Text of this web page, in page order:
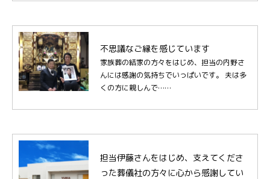
不思議なご縁を感じています
家族葬の結家の方々をはじめ、担当の内野さ
んには感謝の気持ちでいっぱいです。 夫は多
くの方に親しんで……
担当伊藤さんをはじめ、支えてくださ
った葬儀社の方々に心から感謝してい